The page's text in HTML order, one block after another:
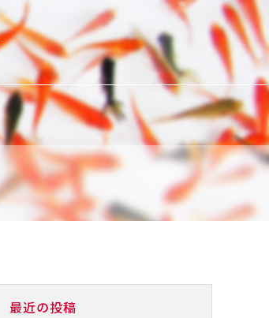
最近の投稿